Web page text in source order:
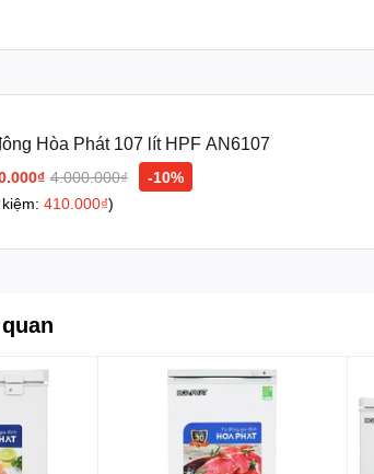
phép bạn dễ dàng phân loại và bảo quản thực
dùng thay đổi vị trí tủ đông nhẹ nhàng, linh
: cho bạn kiểm soát nhiệt
Hòa Phát 107 lít HPF AN6107
4.000.000₫
-10%
410.000₫)